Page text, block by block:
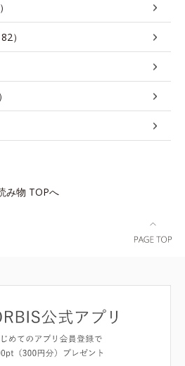
）
み物 TOPへ